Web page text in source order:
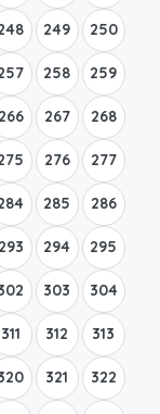
249 250
258 259
266 267 268
276 277
285 286
293 294 295
303 304
311 312 313
321 322